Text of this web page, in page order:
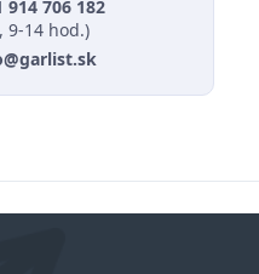
914 706 182
9-14 hod.)